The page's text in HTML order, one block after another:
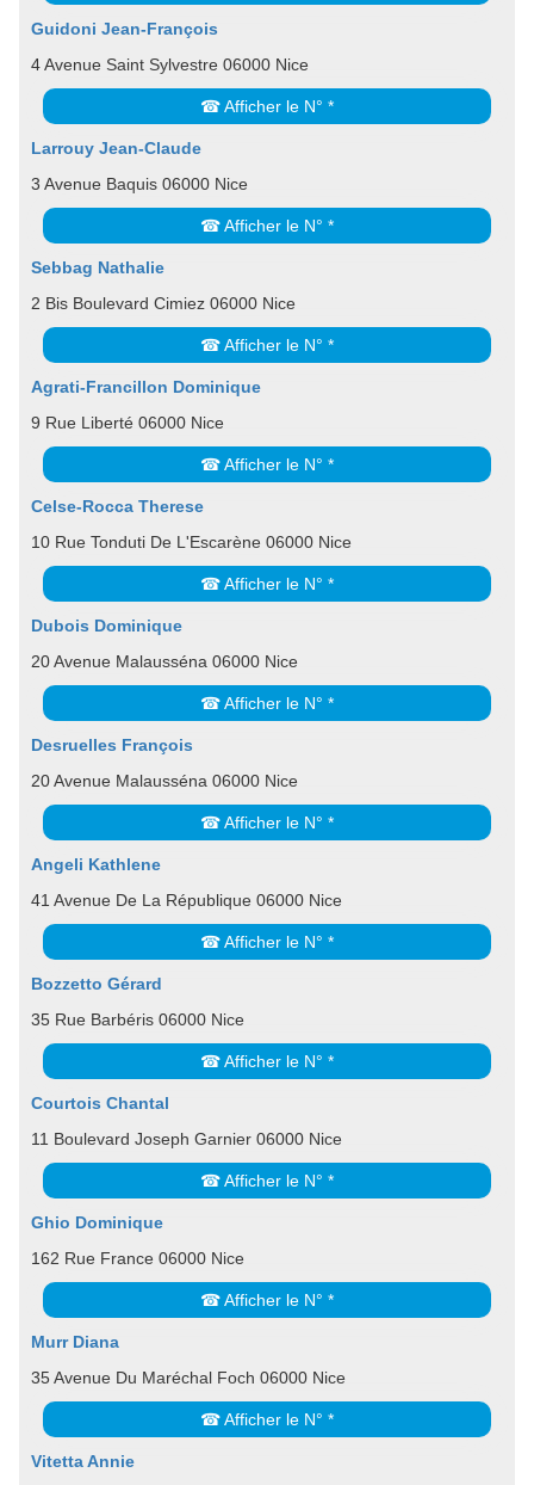
Guidoni Jean-François
4 Avenue Saint Sylvestre 06000 Nice
☎ Afficher le N° *
Larrouy Jean-Claude
3 Avenue Baquis 06000 Nice
☎ Afficher le N° *
Sebbag Nathalie
2 Bis Boulevard Cimiez 06000 Nice
☎ Afficher le N° *
Agrati-Francillon Dominique
9 Rue Liberté 06000 Nice
☎ Afficher le N° *
Celse-Rocca Therese
10 Rue Tonduti De L'Escarène 06000 Nice
☎ Afficher le N° *
Dubois Dominique
20 Avenue Malausséna 06000 Nice
☎ Afficher le N° *
Desruelles François
20 Avenue Malausséna 06000 Nice
☎ Afficher le N° *
Angeli Kathlene
41 Avenue De La République 06000 Nice
☎ Afficher le N° *
Bozzetto Gérard
35 Rue Barbéris 06000 Nice
☎ Afficher le N° *
Courtois Chantal
11 Boulevard Joseph Garnier 06000 Nice
☎ Afficher le N° *
Ghio Dominique
162 Rue France 06000 Nice
☎ Afficher le N° *
Murr Diana
35 Avenue Du Maréchal Foch 06000 Nice
☎ Afficher le N° *
Vitetta Annie